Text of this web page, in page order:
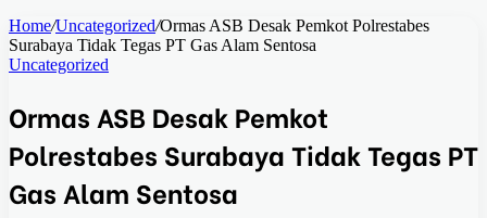
Home/Uncategorized/Ormas ASB Desak Pemkot Polrestabes
Surabaya Tidak Tegas PT Gas Alam Sentosa
Uncategorized
Ormas ASB Desak Pemkot
Polrestabes Surabaya Tidak Tegas PT
Gas Alam Sentosa